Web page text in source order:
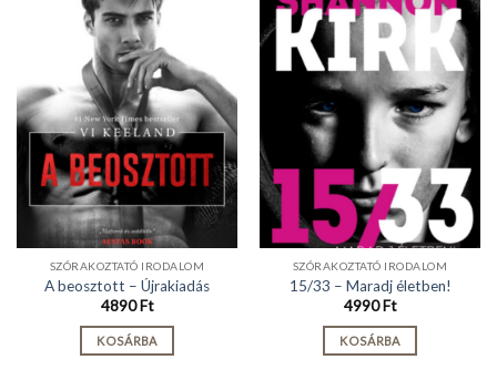
SZÓRAKOZTATÓ IRODALOM
A beosztott – Újrakiadás
4890Ft
KOSÁRBA
SZÓRAKOZTATÓ IRODALOM
15/33 – Maradj életben!
4990Ft
KOSÁRBA